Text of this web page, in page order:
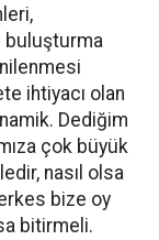
buluşturma
ihtiyacı olan
Dediğim
çok büyük
nasıl olsa
bize oy
bitirmeli.